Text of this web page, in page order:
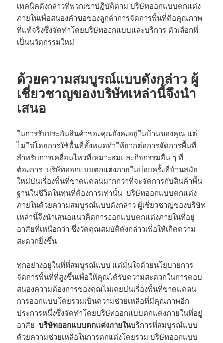
เทคนิคดังกล่าวที่พวกเขาปฏิบัติตาม บริษัทออกแบบตกแต่ง
ภายในเพื่อสนองคำขอของลูกค้าการจัดการพื้นที่คือคุณภาพ
ที่แท้จริงซึ่งจัดทำโดยบริษัทออกแบบและบริการ ตัวเลือกที่
เป็นนวัตกรรมใหม่
ด้วยความสมบูรณ์แบบดังกล่าว ผู้
เชี่ยวชาญของบริษัทเหล่านี้จึงนำ
เสนอ
ในการรับประกันสินค้าของคุณยังคงอยู่ในบ้านของคุณ แต่
ไม่ใช่โดยการใช้พื้นที่ทั้งหมดทำให้ยากต่อการจัดการพื้นที่
สำหรับการเคลื่อนไหวที่เหมาะสมและกิจกรรมอื่น ๆ ที่
ต้องการ บริษัทออกแบบตกแต่งภายในบ่อยครั้งที่บ้านสมัย
ใหม่บ่นเรื่องพื้นที่ขาดแคลนมากกว่าที่จะจัดการกับสินค้าพื้น
ฐานในชีวิตในทุนที่ต้องการเท่านั้น บริษัทออกแบบตกแต่ง
ภายในด้วยความสมบูรณ์แบบดังกล่าว ผู้เชี่ยวชาญของบริษัท
เหล่านี้จึงนำเสนอแนวคิดการออกแบบตกแต่งภายในที่อยู่
อาศัยที่เหนือกว่า ซึ่งวัดคุณสมบัติดังกล่าวเพื่อให้เกิดความ
สะดวกยิ่งขึ้น
ทุกอย่างอยู่ในที่ที่สมบูรณ์แบบ แต่มั่นใจด้วยนโยบายการ
จัดการพื้นที่ที่สูงขึ้นเพื่อให้คุณได้รับความสะดวกในการตอบ
สนองความต้องการของคุณไม่เคยบ่นเรื่องพื้นที่ขาดแคลน
การออกแบบโดยรวมเป็นความช่วยเหลือที่มีคุณภาพอีก
ประการหนึ่งซึ่งจัดทำโดยบริษัทออกแบบตกแต่งภายในที่อยู่
อาศัยบริษัทออกแบบตกแต่งภายในบริการที่สมบูรณ์แบบ
ด้วยความช่วยเหลือในการตกแต่งโดยรวม บริษัทออกแบบ